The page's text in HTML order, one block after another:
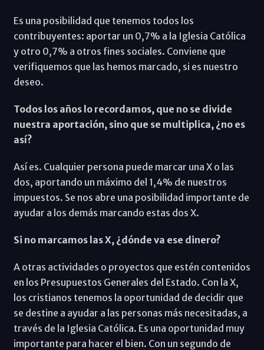
Es una posibilidad que tenemos todos los
contribuyentes: aportar un 0,7% a la Iglesia Católica
y otro 0,7% a otros fines sociales. Conviene que
verifiquemos que las hemos marcado, si es nuestro
deseo.
Todos los años lo recordamos, que no se divide
nuestra aportación, sino que se multiplica, ¿no es
así?
Así es. Cualquier persona puede marcar una X o las
dos, aportando un máximo del 1,4% de nuestros
impuestos. Se nos abre una posibilidad importante de
ayudar a los demás marcando estas dos X.
Si no marcamos las X, ¿dónde va ese dinero?
A otras actividades o proyectos que estén contenidos
en los Presupuestos Generales del Estado. Con la X,
los cristianos tenemos la oportunidad de decidir que
se destine a ayudar a las personas más necesitadas, a
través de la Iglesia Católica. Es una oportunidad muy
importante para hacer el bien. Con un segundo de